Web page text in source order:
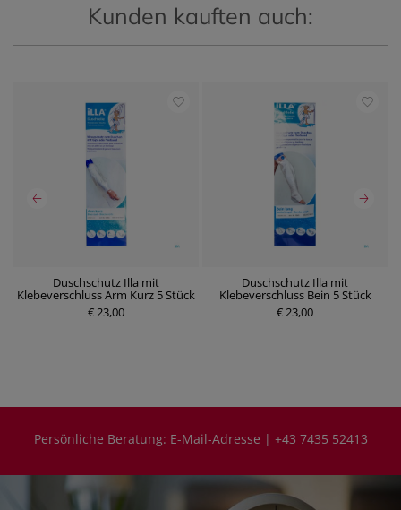
Kunden kauften auch:
Duschschutz Illa mit
Klebeverschluss Arm Kurz 5 Stück
€ 23,00
Duschschutz Illa mit
Klebeverschluss Bein 5 Stück
€ 23,00
Persönliche Beratung: E-Mail-Adresse | +43 7435 52413